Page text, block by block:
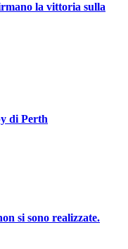
la vittoria sulla
di Perth
si sono realizzate.